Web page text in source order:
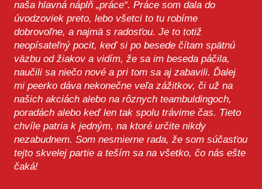
naša hlavná náplň „práce“. Práce som dala do
úvodzoviek preto, lebo všetci to tu robíme
dobrovoľne, a najmä s radosťou. Je to totiž
neopísateľný pocit, keď si po besede čítam spätnú
väzbu od žiakov a vidím, že sa im beseda páčila,
naučili sa niečo nové a pri tom sa aj zabavili. Ďalej
mi peerko dáva nekonečne veľa zážitkov, či už na
našich akciách alebo na rôznych teambuldingoch,
poradách alebo keď len tak spolu trávime čas. Tieto
chvíle patria k jedným, na ktoré určite nikdy
nezabudnem. Som nesmierne rada, že som súčasťou
tejto skvelej partie a teším sa na všetko, čo nás ešte
čaká!